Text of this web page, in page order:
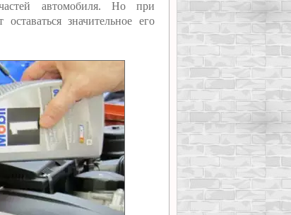
автомобиля. Но при
значительное его